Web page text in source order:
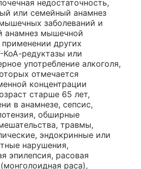
недостаточность,
или семейный анамнез
заболеваний и
анамнез мышечной
других
КоА-редуктазы или
употребление алкоголя,
отмечается
концентрации
старше 65 лет,
в анамнезе, сепсис,
обширные
травмы,
эндокринные или
нарушения,
эпилепсия, расовая
раса),